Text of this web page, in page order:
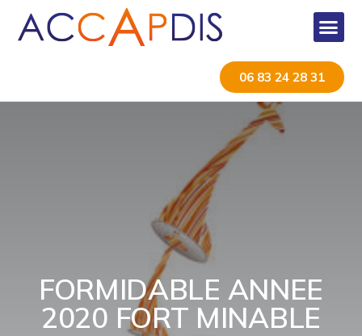
06 83 24 28 31
FORMIDABLE ANNEE
2020 FORT MINABLE